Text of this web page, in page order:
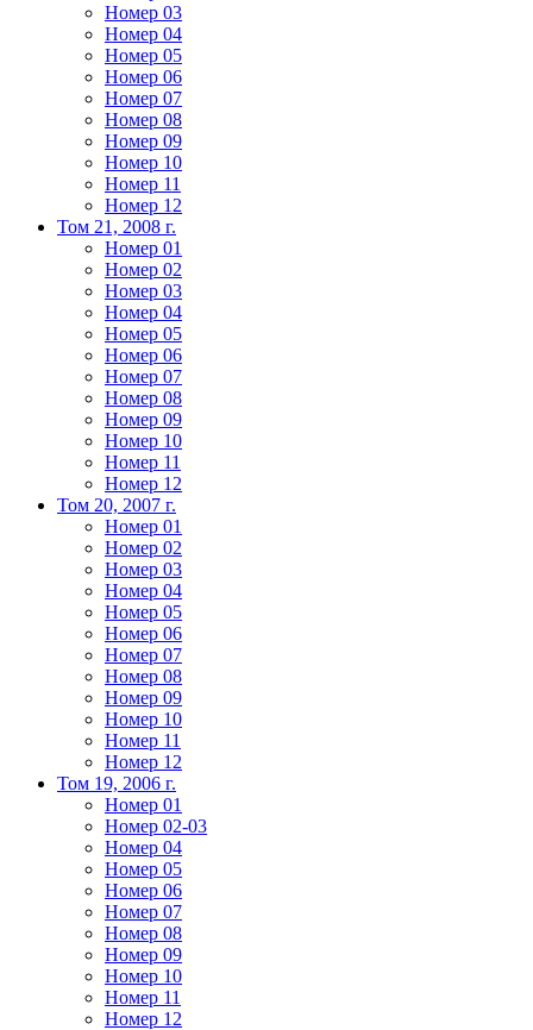
Номер 03
Номер 04
Номер 05
Номер 06
Номер 07
Номер 08
Номер 09
Номер 10
Номер 11
Номер 12
Том 21, 2008 г.
Номер 01
Номер 02
Номер 03
Номер 04
Номер 05
Номер 06
Номер 07
Номер 08
Номер 09
Номер 10
Номер 11
Номер 12
Том 20, 2007 г.
Номер 01
Номер 02
Номер 03
Номер 04
Номер 05
Номер 06
Номер 07
Номер 08
Номер 09
Номер 10
Номер 11
Номер 12
Том 19, 2006 г.
Номер 01
Номер 02-03
Номер 04
Номер 05
Номер 06
Номер 07
Номер 08
Номер 09
Номер 10
Номер 11
Номер 12